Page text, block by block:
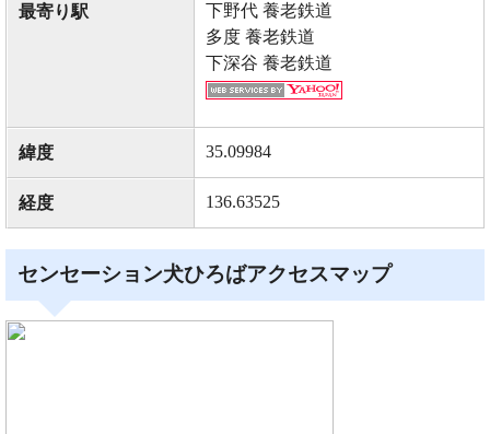
最寄り駅
下野代 養老鉄道
多度 養老鉄道
下深谷 養老鉄道
緯度 35.09984
経度 136.63525
センセーション犬ひろばアクセスマップ